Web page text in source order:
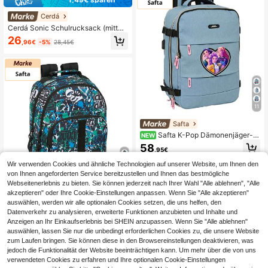
Cerdá
Cerdá Sonic Schulrucksack (mittel
groß) für Jungen und Mädchen – 42
cm, 100 % Polyester, blau, großes H
bare Träger, offiziell lizenziert, ideal
für Schule und Schulanfang
26 ,96€ -5% 28,45€
5
Safta
Safta | Schulrucksäcke Graffiti Go
anpassbar an Wagen, Doppelkompa
rtiment mit Reißverschluss und Dop
pelreißverschluss, ergonomisch gep
olsterter Rücken und Schulterrieme
n, großes Frontfach, Flaschenhalter
37,76€
11
Safta
NEW Safta K-Pop Dämonenjäger-R
ucksäcke und Sporttaschen, Mini, J
unior, Doppel, erweiterbar, Trolley-k
ompatibel, Laptop, Groß mit Rollen
58,95€
Wir verwenden Cookies und ähnliche Technologien auf unserer Website, um Ihnen den
von Ihnen angeforderten Service bereitzustellen und Ihnen das bestmögliche
Webseitenerlebnis zu bieten. Sie können jederzeit nach Ihrer Wahl "Alle ablehnen", "Alle
akzeptieren" oder Ihre Cookie-Einstellungen anpassen. Wenn Sie "Alle akzeptieren"
auswählen, werden wir alle optionalen Cookies setzen, die uns helfen, den
Datenverkehr zu analysieren, erweiterte Funktionen anzubieten und Inhalte und
Anzeigen an Ihr Einkaufserlebnis bei SHEIN anzupassen. Wenn Sie "Alle ablehnen"
auswählen, lassen Sie nur die unbedingt erforderlichen Cookies zu, die unsere Website
zum Laufen bringen. Sie können diese in den Browsereinstellungen deaktivieren, was
jedoch die Funktionalität der Website beeinträchtigen kann. Um mehr über die von uns
verwendeten Cookies zu erfahren und Ihre optionalen Cookie-Einstellungen